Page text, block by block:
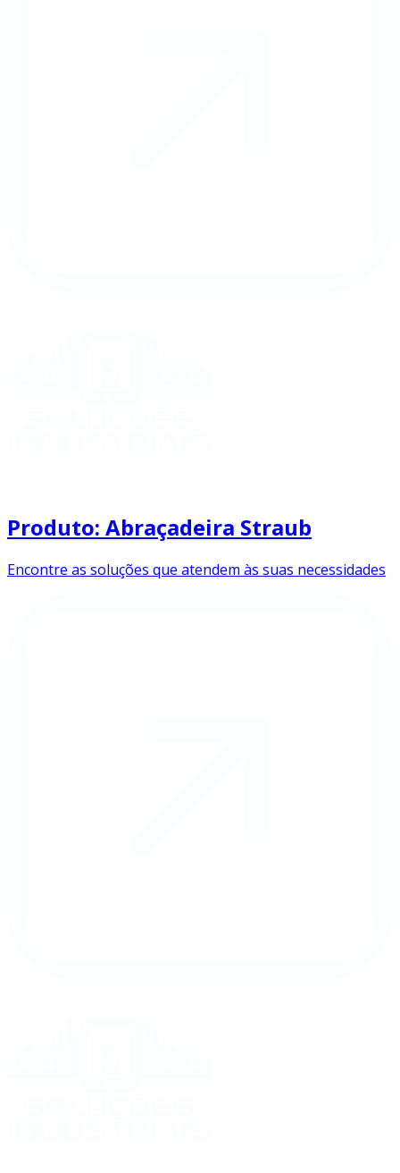
Produto: Abraçadeira Straub
Encontre as soluções que atendem às suas necessidades